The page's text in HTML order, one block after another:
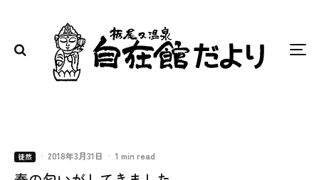
徒然 · 2018年3月31日 · 1 min read